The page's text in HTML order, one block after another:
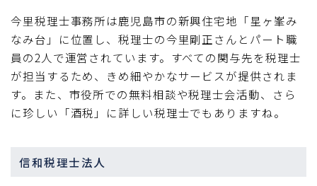
今里税理士事務所は鹿児島市の新興住宅地「星ヶ峯み
なみ台」に位置し、税理士の今里剛正さんとパート職
員の2人で運営されています。すべての関与先を税理士
が担当するため、きめ細やかなサービスが提供されま
す。また、市役所での無料相談や税理士会活動、さら
に珍しい「酒税」に詳しい税理士でもありますね。
信和税理士法人